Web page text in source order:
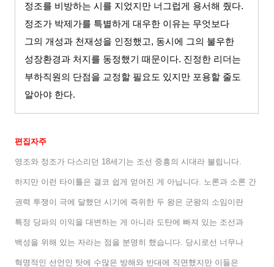
정조를 비방하는 시를 지었지만 너그럽게 용서해 줬다.
정조가 박제가를 특별하게 대우한 이유는 무엇보다
그의 개성과 천재성을 인정했고, 동시에 그의 불우한
성장환경과 처지를 동정했기 때문이다. 진정한 리더는
부하직원의 단점을 교정할 필요도 있지만 포용할 줄도
알아야 한다.
편집자주
영조와 정조가 다스리던 18세기는 조선 중흥의 시대라 불립니다
하지만 이런 타이틀은 결코 쉽게 얻어진 게 아닙니다 노론과 소론 간
권력 투쟁이 극에 달했던 시기에 즉위한 두 왕은 군왕의 소임이란
특정 당파의 이익을 대변하는 게 아니라 도탄에 빠져 있는 조선과
백성을 위해 있는 자라는 점을 분명히 했습니다 당시로선 너무나
혁명적인 선언인 탓에 수많은 방해와 반대에 직면했지만 이들은